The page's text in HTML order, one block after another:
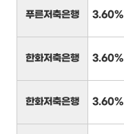
푸른저축은행 3.60%
한화저축은행 3.60%
한화저축은행 3.60%